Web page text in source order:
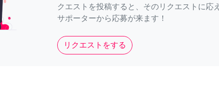
クエストを投稿すると、そのリクエストに応
サポーターから応募が来ます！
リクエストをする